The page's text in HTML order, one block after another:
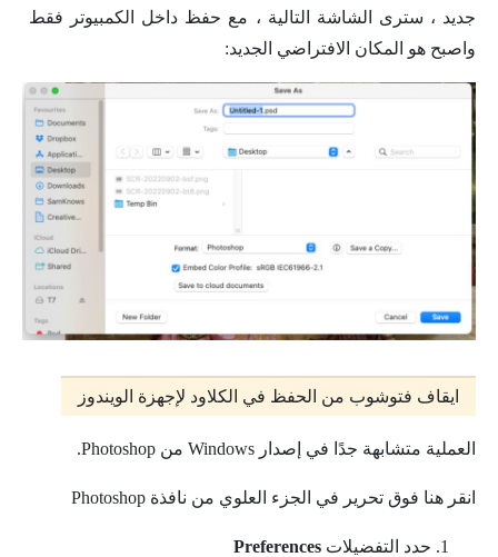
جديد ، سترى الشاشة التالية ، مع حفظ داخل الكمبيوتر فقط
واصبح هو المكان الافتراضي الجديد:
ايقاف فتوشوب من الحفظ في الكلاود لإجهزة الويندوز
العملية متشابهة جدًا في إصدار Windows من Photoshop.
انقر هنا فوق تحرير في الجزء العلوي من نافذة Photoshop
حدد التفضيلات Preferences